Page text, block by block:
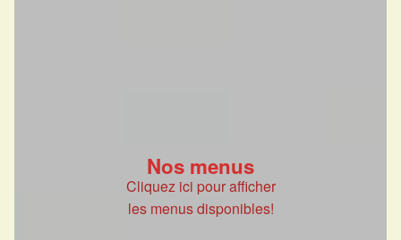
Nos menus
Cliquez ici pour afficher
les menus disponibles!